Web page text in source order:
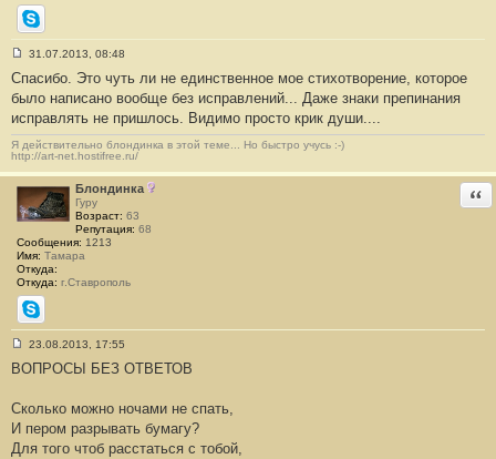
Skype
о
б
щ
н
и
е
1
6
31.07.2013, 08:48
Спасибо. Это чуть ли не единственное мое стихотворение, которое
было написано вообще без исправлений... Даже знаки препинания
исправлять не пришлось. Видимо просто крик души....
Я действительно блондинка в этой теме... Но быстро учусь :-)
http://art-net.hostifree.ru/
Блондинка
Гуру
Возраст: 63
Репутация: 68
Сообщения: 1213
Имя: Тамара
Откуда:
Откуда: г.Ставрополь
Skype
о
щ
н
и
23.08.2013, 17:55
ВОПРОСЫ БЕЗ ОТВЕТОВ
Сколько можно ночами не спать,
И пером разрывать бумагу?
Для того чтоб расстаться с тобой,